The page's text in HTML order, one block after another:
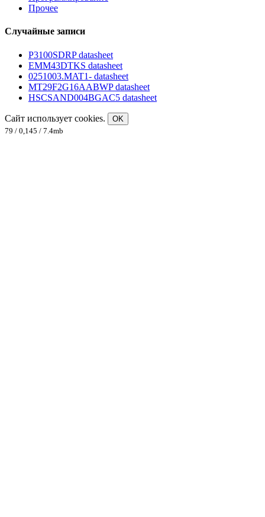
Прочее
Случайные записи
P3100SDRP datasheet
EMM43DTKS datasheet
0251003.MAT1- datasheet
MT29F2G16AABWP datasheet
HSCSAND004BGAC5 datasheet
Сайт использует cookies.
OK
79 / 0,145 / 7.4mb